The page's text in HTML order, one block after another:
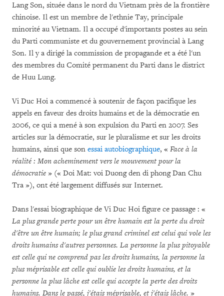
Lang Son, située dans le nord du Vietnam près de la frontière
chinoise. Il est un membre de l'ethnie Tay, principale
minorité au Vietnam. Il a occupé d'importants postes au sein
du Parti communiste et du gouvernement provincial à Lang
Son. Il y a dirigé la commission de propagande et a été l'un
des membres du Comité permanent du Parti dans le district
de Huu Lung.
Vi Duc Hoi a commencé à soutenir de façon pacifique les
appels en faveur des droits humains et de la démocratie en
2006, ce qui a mené à son expulsion du Parti en 2007. Ses
articles sur la démocratie, sur le pluralisme et sur les droits
humains, ainsi que son essai autobiographique, « Face à la
réalité : Mon acheminement vers le mouvement pour la
démocratie » (« Doi Mat: voi Duong den di phong Dan Chu
Tra »), ont été largement diffusés sur Internet.
Dans l'essai biographique de Vi Duc Hoi figure ce passage : «
La plus grande perte pour un être humain est la perte du droit
d'être un être humain; le plus grand criminel est celui qui vole les
droits humains d'autres personnes. La personne la plus pitoyable
est celle qui ne comprend pas les droits humains, la personne la
plus méprisable est celle qui oublie les droits humains, et la
personne la plus lâche est celle qui accepte la perte des droits
humains. Dans le passé, j'étais méprisable, et j'étais lâche. »